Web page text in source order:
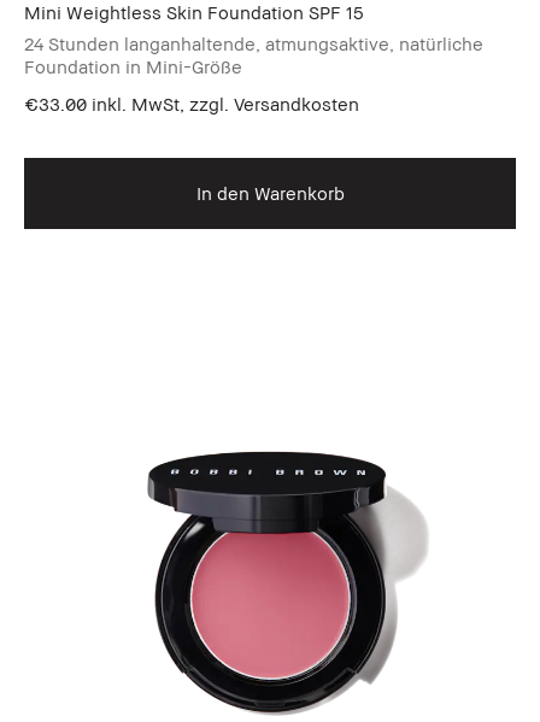
Mini Weightless Skin Foundation SPF 15
24 Stunden langanhaltende, atmungsaktive, natürliche
Foundation in Mini-Größe
€33.00 inkl. MwSt, zzgl. Versandkosten
In den Warenkorb